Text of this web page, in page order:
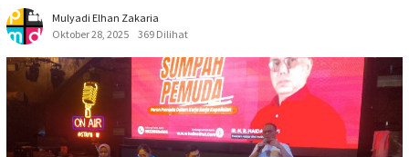
Mulyadi Elhan Zakaria
Oktober 28, 2025
369 Dilihat